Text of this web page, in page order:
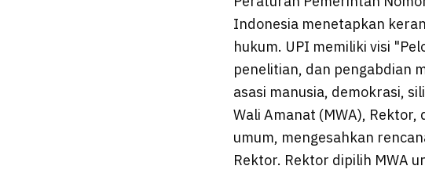
Indonesia menetapkan
hukum. UPI memiliki visi
penelitian, dan pengabdian
asasi manusia, demokrasi,
Wali Amanat (MWA),
umum, mengesahkan
Rektor. Rektor dipilih MWA